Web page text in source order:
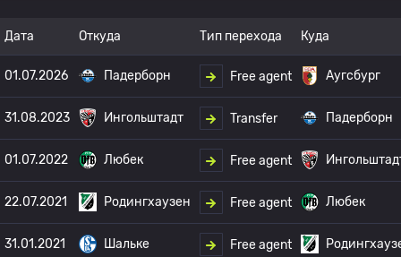
Дата Откуда Тип перехода Куда
01.07.2026 Падерборн Free agent Аугсбург
31.08.2023 Ингольштадт Transfer Падерборн
01.07.2022 Любек Free agent
22.07.2021 Родингхаузен Free agent Любек
31.01.2021 Шальке Free agent